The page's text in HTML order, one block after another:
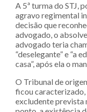
A 5ª turma do STJ,
agravo regimental
decisão que
advogado, o
advogado teria
“deselegante” e “a
casa”, após ela o
O Tribunal de
ficou caracterizado,
excludente prevista